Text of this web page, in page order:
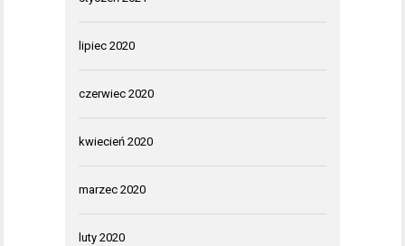
lipiec 2020
czerwiec 2020
kwiecień 2020
marzec 2020
luty 2020